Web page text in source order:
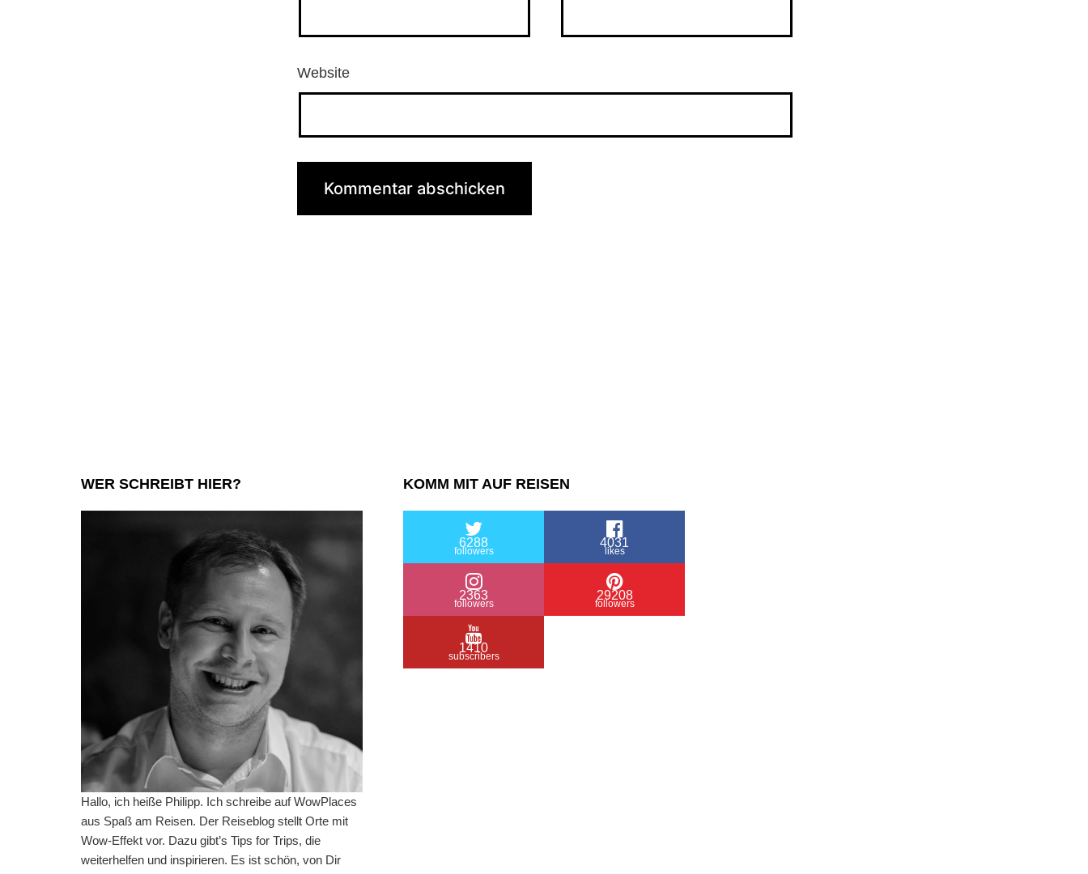
Website
WER SCHREIBT HIER?
Hallo, ich heiße Philipp. Ich schreibe auf WowPlaces
aus Spaß am Reisen. Der Reiseblog stellt Orte mit
Wow-Effekt vor. Dazu gibt’s Tips for Trips, die
weiterhelfen und inspirieren. Es ist schön, von Dir
KOMM MIT AUF REISEN
6288
followers
4031
likes
2363
followers
29208
followers
1410
subscribers